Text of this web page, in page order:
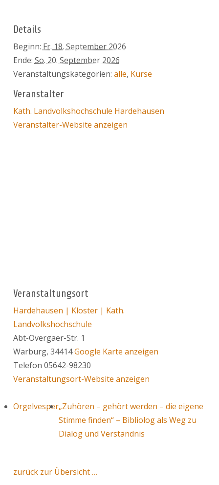
Details
Beginn: Fr. 18. September 2026
Ende: So. 20. September 2026
Veranstaltungskategorien: alle, Kurse
Veranstalter
Kath. Landvolkshochschule Hardehausen
Veranstalter-Website anzeigen
Veranstaltungsort
Hardehausen | Kloster | Kath.
Landvolkshochschule
Abt-Overgaer-Str. 1
Warburg, 34414Google Karte anzeigen
Telefon 05642-98230
Veranstaltungsort-Website anzeigen
Orgelvesper„Zuhören – gehört werden – die eigene
Stimme finden“ – Bibliolog als Weg zu
Dialog und Verständnis
zurück zur Übersicht …